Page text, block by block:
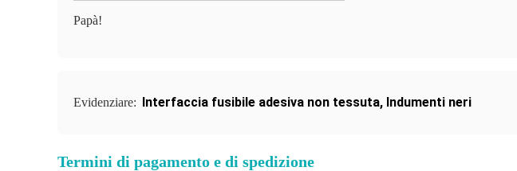
Papà!
Evidenziare: Interfaccia fusibile adesiva non tessuta, Indumenti neri
Termini di pagamento e di spedizione